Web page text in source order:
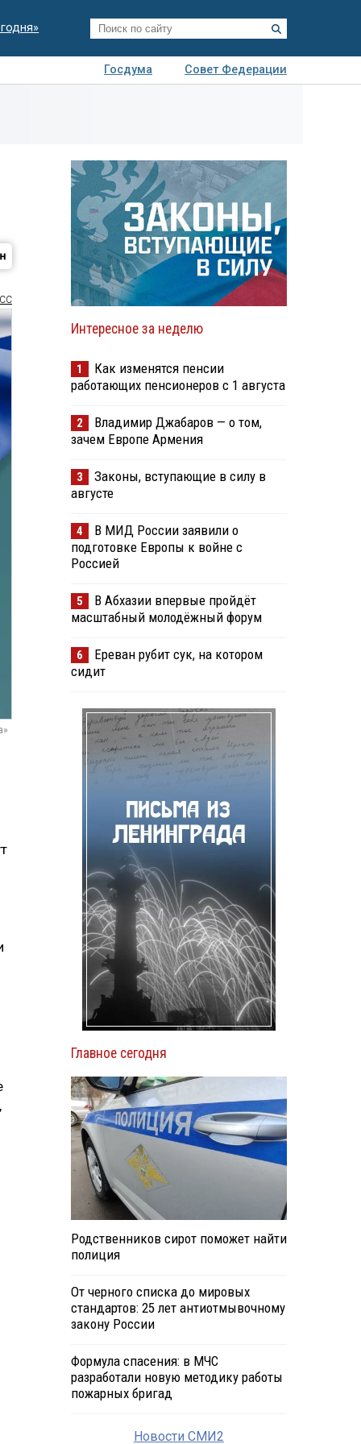
Госдума
Совет Федерации
Интересное за неделю
1
Как изменятся пенсии
работающих пенсионеров с 1 августа
2
Владимир Джабаров — о том,
зачем Европе Армения
3
Законы, вступающие в силу в
августе
4
В МИД России заявили о
подготовке Европы к войне с
Россией
5
В Абхазии впервые пройдёт
масштабный молодёжный форум
6
Ереван рубит сук, на котором
сидит
Главное сегодня
Родственников сирот поможет найти
полиция
От черного списка до мировых
стандартов: 25 лет антиотмывочному
закону России
Формула спасения: в МЧС
разработали новую методику работы
пожарных бригад
Новости СМИ2